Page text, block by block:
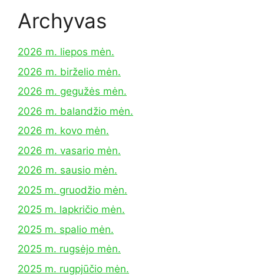
Archyvas
2026 m. liepos mėn.
2026 m. birželio mėn.
2026 m. gegužės mėn.
2026 m. balandžio mėn.
2026 m. kovo mėn.
2026 m. vasario mėn.
2026 m. sausio mėn.
2025 m. gruodžio mėn.
2025 m. lapkričio mėn.
2025 m. spalio mėn.
2025 m. rugsėjo mėn.
2025 m. rugpjūčio mėn.